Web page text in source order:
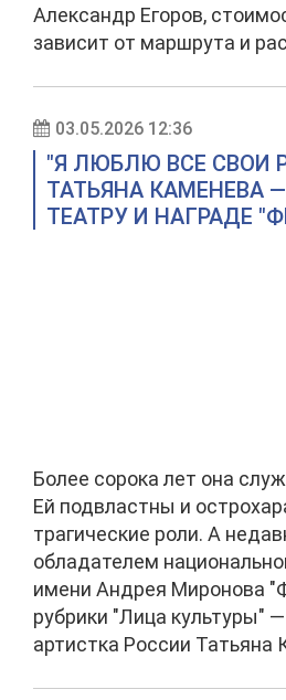
Александр Егоров,
зависит от маршрута и
03.05.2026 12:36
"Я ЛЮБЛЮ ВСЕ СВОИ
ТАТЬЯНА КАМЕНЕВА
ТЕАТРУ И НАГРАДЕ
Более сорока лет она
Ей подвластны и
трагические роли. А
обладателем
имени Андрея Миронова
рубрики "Лица культуры"
артистка России Татьяна